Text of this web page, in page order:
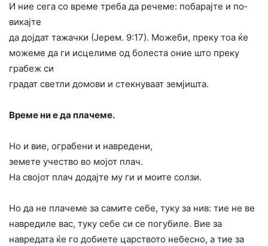
И ние сега со време треба да речеме: побарајте и по­
викајте
да дојдат тажачки (Јерем. 9:17). Можеби, преку тоа ќе
можеме да ги исцелиме од болеста оние што преку
грабеж си
градат светли домови и стекнуваат земјишта.
Време ни е да плачеме.
Но и вие, ограбени и навредени,
земете учество во мојот плач.
На својот плач додајте му ги и моите солзи.
Но да не плачеме за самите себе, туку за нив: тие не ве
навредиле вас, туку себе си се погубиле. Вие за
навредата ќе го добиете царството небесно, а тие за